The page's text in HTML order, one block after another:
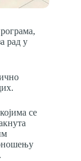
рад у
се